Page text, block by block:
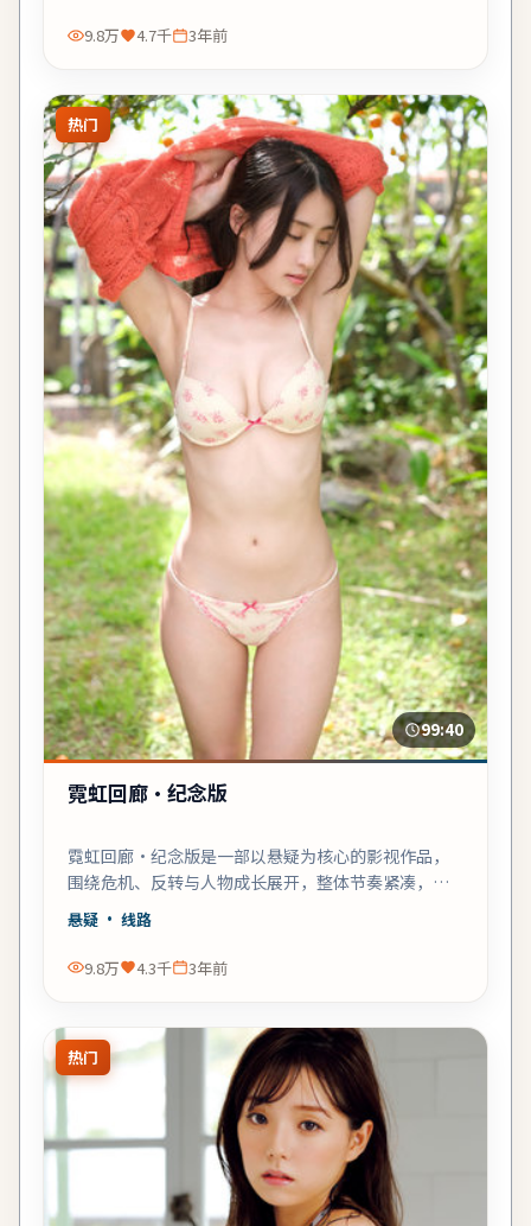
9.8万 4.7千 3年前
热门
99:40
霓虹回廊·纪念版
霓虹回廊·纪念版是一部以悬疑为核心的影视作品，
围绕危机、反转与人物成长展开，整体节奏紧凑，值
得推荐观看。
悬疑 · 线路
9.8万 4.3千 3年前
热门